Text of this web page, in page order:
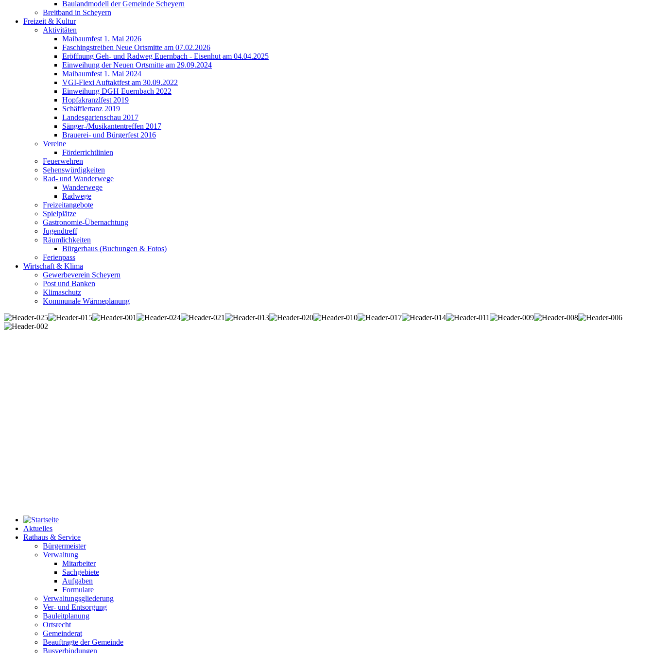
Baulandmodell der Gemeinde Scheyern
Breitband in Scheyern
Freizeit & Kultur
Aktivitäten
Maibaumfest 1. Mai 2026
Faschingstreiben Neue Ortsmitte am 07.02.2026
Eröffnung Geh- und Radweg Euernbach - Eisenhut am 04.04.2025
Einweihung der Neuen Ortsmitte am 29.09.2024
Maibaumfest 1. Mai 2024
VGI-Flexi Auftaktfest am 30.09.2022
Einweihung DGH Euernbach 2022
Hopfakranzlfest 2019
Schäfflertanz 2019
Landesgartenschau 2017
Sänger-/Musikantentreffen 2017
Brauerei- und Bürgerfest 2016
Vereine
Förderrichtlinien
Feuerwehren
Sehenswürdigkeiten
Rad- und Wanderwege
Wanderwege
Radwege
Freizeitangebote
Spielplätze
Gastronomie-Übernachtung
Jugendtreff
Räumlichkeiten
Bürgerhaus (Buchungen & Fotos)
Ferienpass
Wirtschaft & Klima
Gewerbeverein Scheyern
Post und Banken
Klimaschutz
Kommunale Wärmeplanung
Aktuelles
Rathaus & Service
Bürgermeister
Verwaltung
Mitarbeiter
Sachgebiete
Aufgaben
Formulare
Verwaltungsgliederung
Ver- und Entsorgung
Bauleitplanung
Ortsrecht
Gemeinderat
Beauftragte der Gemeinde
Busverbindungen